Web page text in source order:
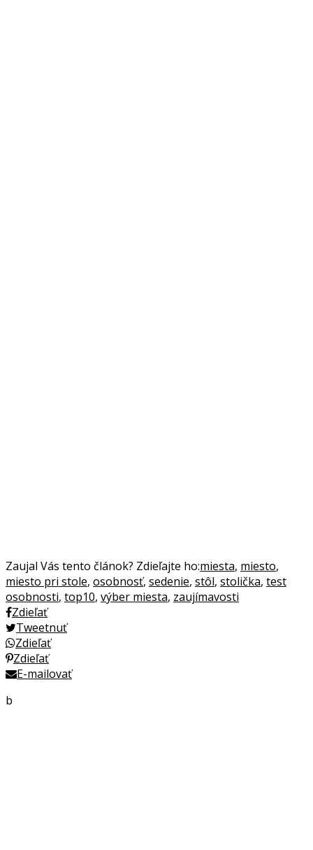
Zaujal Vás tento článok? Zdieľajte ho:miesta, miesto,
miesto pri stole, osobnosť, sedenie, stôl, stolička, test
osobnosti, top10, výber miesta, zaujímavosti
Zdieľať
Tweetnuť
Zdieľať
Zdieľať
E-mailovať
b